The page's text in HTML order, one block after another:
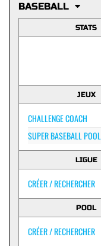
BASEBALL
STATS
JEUX
CHALLENGE COACH
SUPER BASEBALL POOL
LIGUE
CRÉER / RECHERCHER
POOL
CRÉER / RECHERCHER